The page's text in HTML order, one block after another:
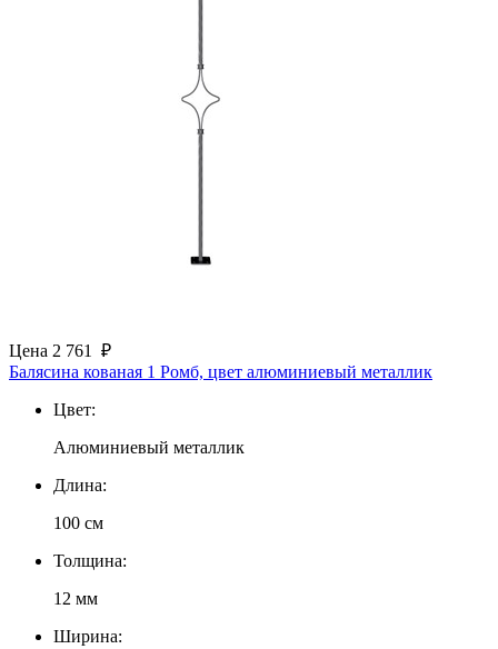
Цена 2 761
₽
Балясина кованая 1 Ромб, цвет алюминиевый металлик
Цвет:
Алюминиевый металлик
Длина:
100 см
Толщина:
12 мм
Ширина: